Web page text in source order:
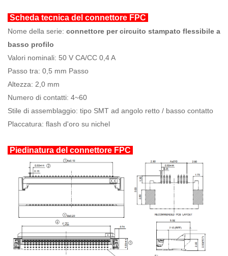
Scheda tecnica del connettore FPC
Nome della serie: connettore per circuito stampato flessibile a
basso profilo
Valori nominali: 50 V CA/CC 0,4 A
Passo tra: 0,5 mm Passo
Altezza: 2,0 mm
Numero di contatti: 4~60
Stile di assemblaggio: tipo SMT ad angolo retto / basso contatto
Placcatura: flash d'oro su nichel
Piedinatura del connettore FPC